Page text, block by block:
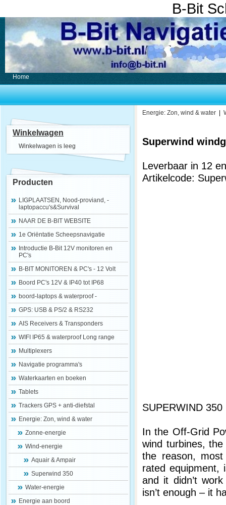
B-Bit
Home
Winkelwagen
Winkelwagen is leeg
Producten
LIGPLAATSEN, Nood-proviand, -
laptopaccu's&Survival
NAAR DE B-BIT WEBSITE
1e Oriëntatie Scheepsnavigatie
Introductie B-Bit 12V monitoren en
PC's
B-BIT MONITOREN & PC's - 12 Volt
Boord PC's 12V & IP40 tot IP68
boord-laptops & waterproof -
GPS: USB & PS/2 & RS232
AIS Receivers & Transponders
WIFI IP65 & waterproof Long range
Multiplexers
Navigatie programma's
Waterkaarten en boeken
Tablets
Trackers GPS + anti-diefstal
Energie: Zon, wind & water
Zonne-energie
Wind-energie
Aquair & Ampair
Superwind 350
Water-energie
Energie aan boord
Energie: Zon, wind & water
Superwind
Leverbaar in 12
Artikelcode:
SUPERWIND 350
In the Off-Grid
wind turbines,
the reason, most
rated equipment,
and it didn’t
isn’t enough – it